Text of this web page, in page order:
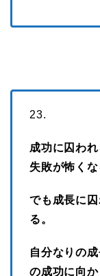
23.
成功に囚わ
失敗が怖くな
でも成長に
る。
自分なりの
の成功に向か